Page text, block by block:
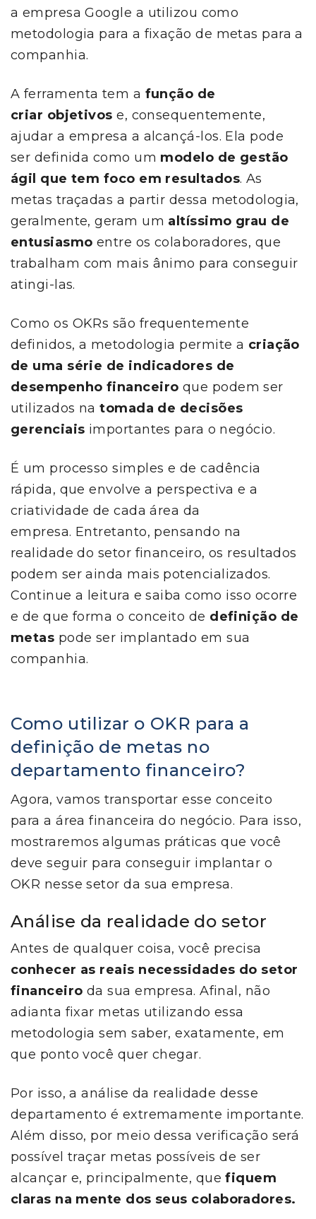
a empresa Google a utilizou como
metodologia para a fixação de metas para a
companhia.
A ferramenta tem a função de
criar objetivos e, consequentemente,
ajudar a empresa a alcançá-los. Ela pode
ser definida como um modelo de gestão
ágil que tem foco em resultados. As
metas traçadas a partir dessa metodologia,
geralmente, geram um altíssimo grau de
entusiasmo entre os colaboradores, que
trabalham com mais ânimo para conseguir
atingi-las.
Como os OKRs são frequentemente
definidos, a metodologia permite a criação
de uma série de indicadores de
desempenho financeiro que podem ser
utilizados natomada de decisões
gerenciais importantes para o negócio.
É um processo simples e de cadência
rápida, que envolve a perspectiva e a
criatividade de cada área da
empresa. Entretanto, pensando na
realidade do setor financeiro, os resultados
podem ser ainda mais potencializados.
Continue a leitura e saiba como isso ocorre
e de que forma o conceito de definição de
metas pode ser implantado em sua
companhia.
Como utilizar o OKR para a
definição de metas no
departamento financeiro?
Agora, vamos transportar esse conceito
para a área financeira do negócio. Para isso,
mostraremos algumas práticas que você
deve seguir para conseguir implantar o
OKR nesse setor da sua empresa.
Análise da realidade do setor
Antes de qualquer coisa, você precisa
conhecer as reais necessidades do setor
financeiro da sua empresa. Afinal, não
adianta fixar metas utilizando essa
metodologia sem saber, exatamente, em
que ponto você quer chegar.
Por isso, a análise da realidade desse
departamento é extremamente importante.
Além disso, por meio dessa verificação será
possível traçar metas possíveis de ser
alcançar e, principalmente, quefiquem
claras na mente dos seus colaboradores.